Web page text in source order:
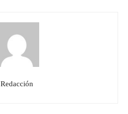
Redacción